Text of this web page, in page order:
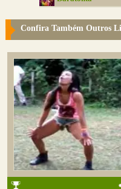
Confira Também Outros